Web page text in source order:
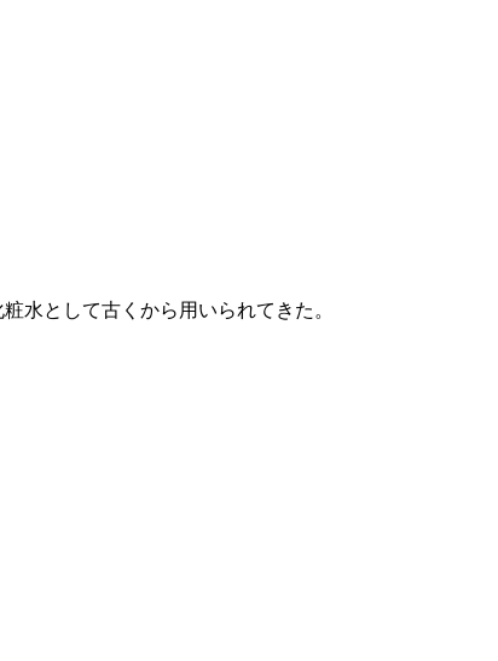
水として古くから用いられてきた。